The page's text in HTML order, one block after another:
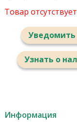
Товар
Уведомить
Узнать о
Информация